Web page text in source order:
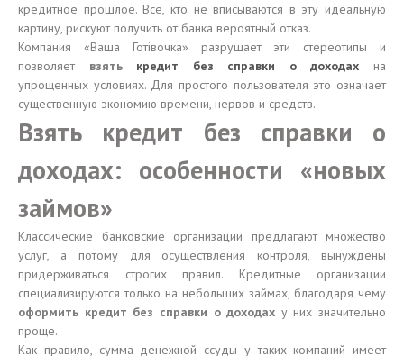
кредитное прошлое. Все, кто не вписываются в эту идеальную
картину, рискуют получить от банка вероятный отказ.
Компания «Ваша Готівочка» разрушает эти стереотипы и
позволяет взять кредит без справки о доходах на
упрощенных условиях. Для простого пользователя это означает
существенную экономию времени, нервов и средств.
Взять кредит без справки о
доходах: особенности «новых
займов»
Классические банковские организации предлагают множество
услуг, а потому для осуществления контроля, вынуждены
придерживаться строгих правил. Кредитные организации
специализируются только на небольших займах, благодаря чему
оформить кредит без справки о доходах у них значительно
проще.
Как правило, сумма денежной ссуды у таких компаний имеет